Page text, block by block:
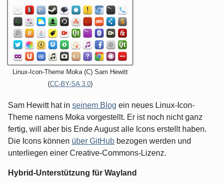
Linux-Icon-Theme Moka (C) Sam Hewitt
(CC-BY-SA 3.0)
Sam Hewitt hat in seinem Blog ein neues Linux-Icon-
Theme namens Moka vorgestellt. Er ist noch nicht ganz
fertig, will aber bis Ende August alle Icons erstellt haben.
Die Icons können über GitHub bezogen werden und
unterliegen einer Creative-Commons-Lizenz.
Hybrid-Unterstützung für Wayland